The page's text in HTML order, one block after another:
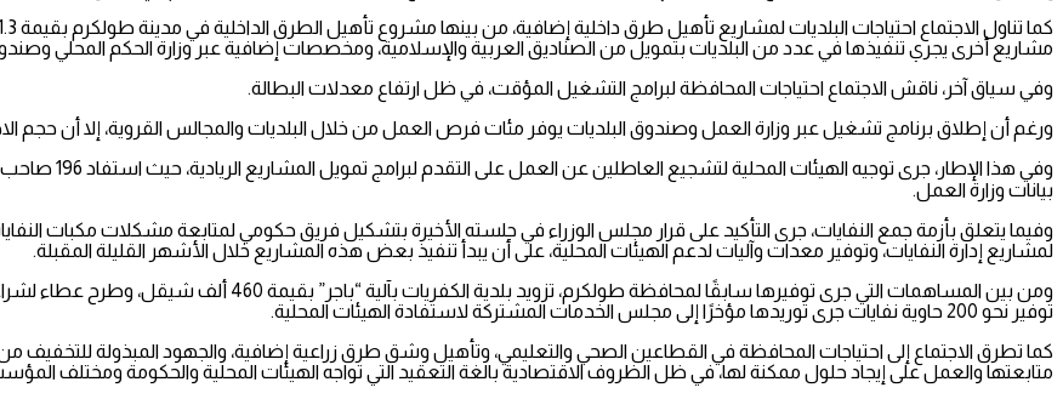
مشاريع أخرى يجري تنفيذها في عدد من البلديات بتمويل من الصناديق العربية والإسلامية، ومخصصات إضافية عبر وزارة الحكم المحلي
وفي سياق آخر، ناقش الاجتماع احتياجات المحافظة لبرامج التشغيل المؤقت، في ظل ارتفاع معدلات البطالة.
ورغم أن إطلاق برنامج تشغيل عبر وزارة العمل وصندوق البلديات يوفر مئات فرص العمل من خلال البلديات والمجالس القروية، إلا أن حجم
بيانات وزارة العمل.
وفيما يتعلق بأزمة جمع النفايات، جرى التأكيد على قرار مجلس الوزراء في جلسته الأخيرة بتشكيل فريق حكومي لمتابعة مشكلات مكبات
لمشاريع إدارة النفايات، وتوفير معدات وآليات لدعم الهيئات المحلية، على أن يبدأ تنفيذ بعض هذه المشاريع خلال الأشهر القليلة المقبلة.
توفير نحو 200 حاوية نفايات جرى توريدها مؤخرًا إلى مجلس الخدمات المشتركة لاستفادة الهيئات المحلية.
كما تطرق الاجتماع إلى احتياجات المحافظة في القطاعين الصحي والتعليمي، وتأهيل وشق طرق زراعية إضافية، والجهود المبذولة للتخفيف من
متابعتها والعمل على إيجاد حلول ممكنة لها، في ظل الظروف الاقتصادية بالغة التعقيد التي تواجه الهيئات المحلية والحكومة ومختلف